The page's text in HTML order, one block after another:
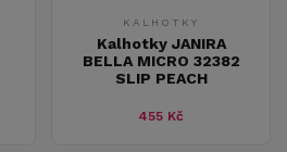
KALHOTKY
Kalhotky JANIRA
BELLA MICRO 32382
SLIP PEACH
455 Kč